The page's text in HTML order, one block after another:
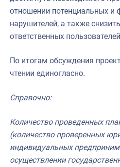
отношении потенциальных и
нарушителей, а также
ответственных
По итогам обсуждения
чтении единогласно.
Справочно:
Количество проведенных
(количество проверенных
индивидуальных
осуществлении